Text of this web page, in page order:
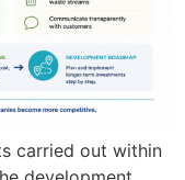
carried out within